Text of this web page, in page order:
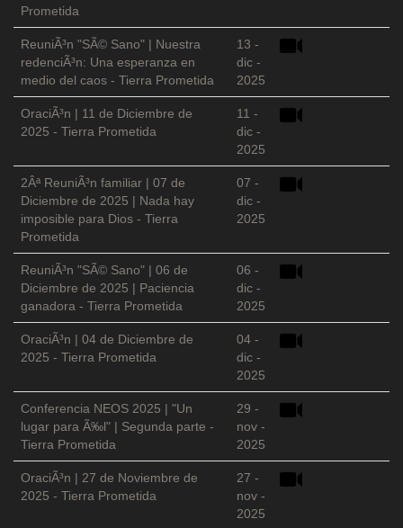
Prometida
ReuniÃ³n "SÃ© Sano" | Nuestra
redenciÃ³n: Una esperanza en
medio del caos - Tierra Prometida
13 -
dic -
2025
OraciÃ³n | 11 de Diciembre de
2025 - Tierra Prometida
11 -
dic -
2025
2Âª ReuniÃ³n familiar | 07 de
Diciembre de 2025 | Nada hay
imposible para Dios - Tierra
Prometida
07 -
dic -
2025
ReuniÃ³n "SÃ© Sano" | 06 de
Diciembre de 2025 | Paciencia
ganadora - Tierra Prometida
06 -
dic -
2025
OraciÃ³n | 04 de Diciembre de
2025 - Tierra Prometida
04 -
dic -
2025
Conferencia NEOS 2025 | "Un
lugar para Ã‰l" | Segunda parte -
Tierra Prometida
29 -
nov -
2025
OraciÃ³n | 27 de Noviembre de
2025 - Tierra Prometida
27 -
nov -
2025